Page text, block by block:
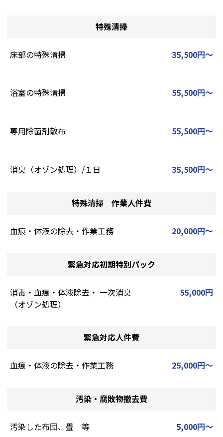
特殊清掃
床部の特殊清掃 35,500円～
浴室の特殊清掃 55,500円～
専用除菌剤散布 55,500円～
消臭（オゾン処理）/１日 35,500円～
特殊清掃 作業人件費
血痕・体液の除去・作業工務 20,000円～
緊急対応初期特別パック
消毒・血痕・体液除去・ 一次消臭
（オゾン処理）
55,000円
緊急対応人件費
血痕・体液の除去・作業工務 25,000円～
汚染・腐敗物撤去費
汚染した布団、畳 等 5,000円～